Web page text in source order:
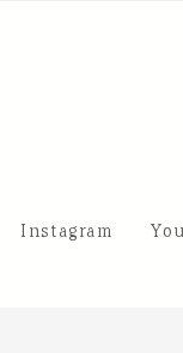
Instagram